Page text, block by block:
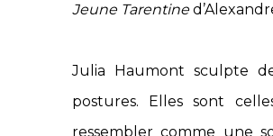
Jeune Tarentine
Julia Haumont sculpte
postures. Elles sont
ressembler comme une